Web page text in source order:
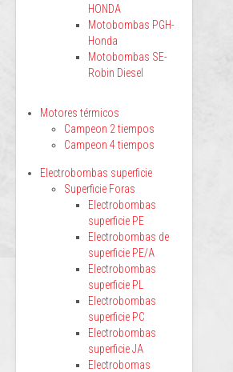
HONDA
Motobombas PGH-
Honda
Motobombas SE-
Robin Diesel
Motores térmicos
Campeon 2 tiempos
Campeon 4 tiempos
Electrobombas superficie
Superficie Foras
Electrobombas
superficie PE
Electrobombas de
superficie PE/A
Electrobombas
superficie PL
Electrobombas
superficie PC
Electrobombas
superficie JA
Electrobomas